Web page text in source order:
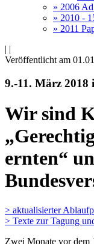
» 2006
» 2010 -
» 2011
| |
Veröffentlicht am
9.-11. März 2018
Wir sind
ernten“
> aktualisierter
> Texte zur Tagung
Zwei Monate vor dem